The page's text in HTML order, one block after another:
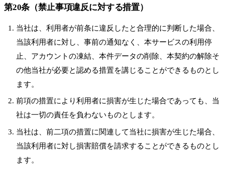
第20条（禁止事項違反に対する措置）
当社は、利用者が前条に違反したと合理的に判断した場合、
当該利用者に対し、事前の通知なく、本サービスの利用停
止、アカウントの凍結、本件データの削除、本契約の解除そ
の他当社が必要と認める措置を講じることができるものとし
ます。
前項の措置により利用者に損害が生じた場合であっても、当
社は一切の責任を負わないものとします。
当社は、前二項の措置に関連して当社に損害が生じた場合、
当該利用者に対し損害賠償を請求することができるものとし
ます。